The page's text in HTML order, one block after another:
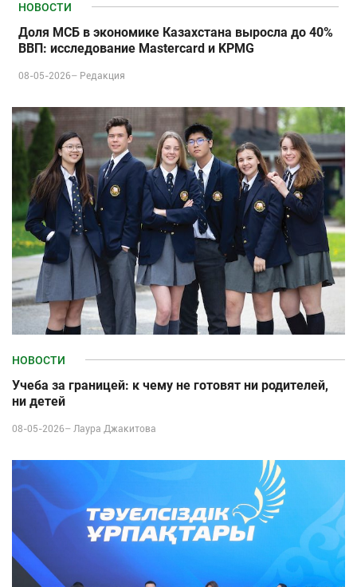
НОВОСТИ
Доля МСБ в экономике Казахстана выросла до 40%
ВВП: исследование Mastercard и KPMG
08-05-2026– Редакция
НОВОСТИ
Учеба за границей: к чему не готовят ни родителей,
ни детей
08-05-2026– Лаура Джакитова